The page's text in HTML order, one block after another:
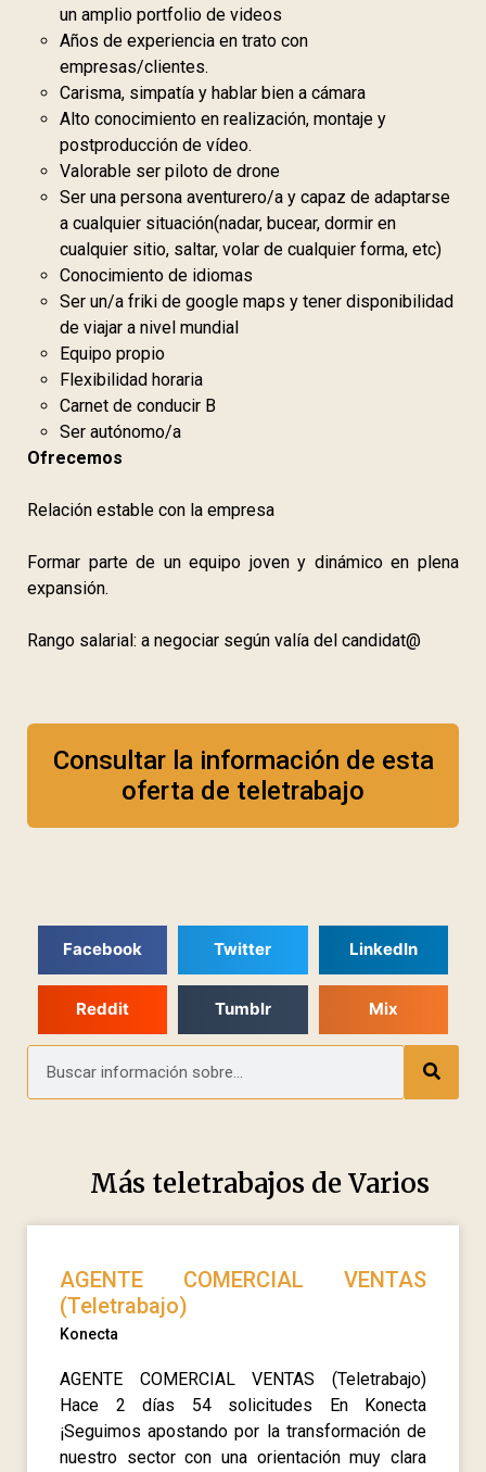
un amplio portfolio de videos
Años de experiencia en trato con
empresas/clientes.
Carisma, simpatía y hablar bien a cámara
Alto conocimiento en realización, montaje y
postproducción de vídeo.
Valorable ser piloto de drone
Ser una persona aventurero/a y capaz de adaptarse
a cualquier situación(nadar, bucear, dormir en
cualquier sitio, saltar, volar de cualquier forma, etc)
Conocimiento de idiomas
Ser un/a friki de google maps y tener disponibilidad
de viajar a nivel mundial
Equipo propio
Flexibilidad horaria
Carnet de conducir B
Ser autónomo/a
Ofrecemos
Relación estable con la empresa
Formar parte de un equipo joven y dinámico en plena
expansión.
Rango salarial: a negociar según valía del candidat@
Consultar la información de esta
oferta de teletrabajo
Facebook Twitter LinkedIn
Reddit Tumblr Mix
Más teletrabajos deVarios
AGENTE COMERCIAL VENTAS
(Teletrabajo)
Konecta
AGENTE COMERCIAL VENTAS (Teletrabajo)
Hace 2 días 54 solicitudes En Konecta
¡Seguimos apostando por la transformación de
nuestro sector con una orientación muy clara